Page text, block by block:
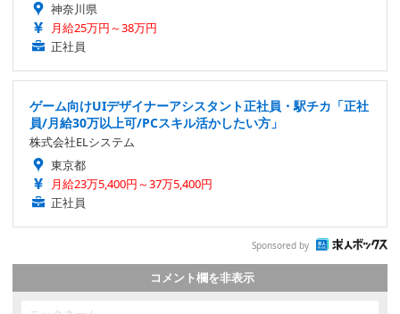
神奈川県
月給25万円～38万円
正社員
ゲーム向けUIデザイナーアシスタント正社員・駅チカ「正社
員/月給30万以上可/PCスキル活かしたい方」
株式会社ELシステム
東京都
月給23万5,400円～37万5,400円
正社員
Sponsored by
コメント欄を非表示